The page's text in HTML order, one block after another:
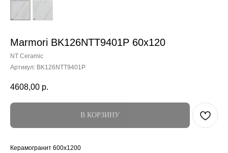
Marmori BK126NTT9401P 60x120
NT Ceramic
Артикул: BK126NTT9401P
4608,00 р.
В КОРЗИНУ
Керамогранит 600x1200